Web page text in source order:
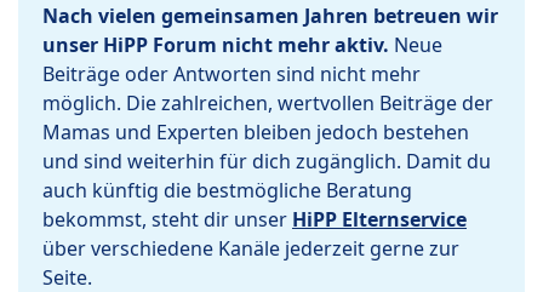
Nach vielen gemeinsamen Jahren betreuen wir
unser HiPP Forum nicht mehr aktiv. Neue
Beiträge oder Antworten sind nicht mehr
möglich. Die zahlreichen, wertvollen Beiträge der
Mamas und Experten bleiben jedoch bestehen
und sind weiterhin für dich zugänglich. Damit du
auch künftig die bestmögliche Beratung
bekommst, steht dir unser HiPP Elternservice
über verschiedene Kanäle jederzeit gerne zur
Seite.